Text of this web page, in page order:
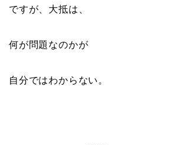
ですが、大抵は、
何が問題なのかが
自分ではわからない。